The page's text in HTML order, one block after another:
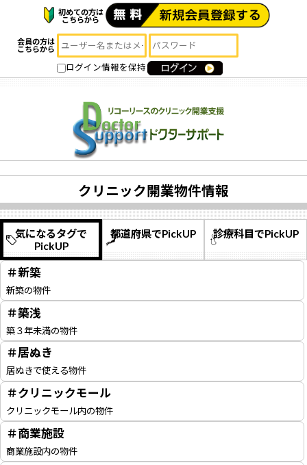
初めての方は
こちらから
会員の方は
こちらから
ログイン情報を保持
クリニック開業物件情報
気になるタグで
PickUP
都道府県でPickUP 診療科目でPickUP
＃新築
新築の物件
＃築浅
築３年未満の物件
＃居ぬき
居ぬきで使える物件
＃クリニックモール
クリニックモール内の物件
＃商業施設
商業施設内の物件